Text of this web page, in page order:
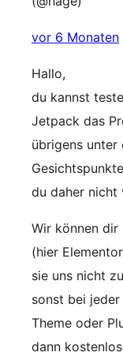
vor 6 Monaten
Hallo,
du kannst
Jetpack das
übrigens
du daher nicht
Wir können dir
(hier
sie uns nicht
sonst bei
Theme oder
dann